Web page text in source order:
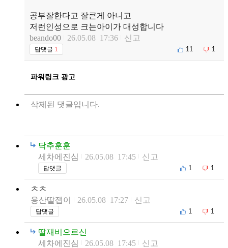
공부잘한다고 잘큰게 아니고
저런인성으로 크는아이가 대성합니다
beando00
26.05.08 17:36 신고
답댓글 1 11 1
파워링크 광고
삭제된 댓글입니다.
닥추훈훈
세차에진심
26.05.08 17:45 신고
답댓글 1 1
ㅊㅊ
용산딸잽이
26.05.08 17:27 신고
답댓글 1 1
딸재비으르신
세차에진심
26.05.08 17:45 신고